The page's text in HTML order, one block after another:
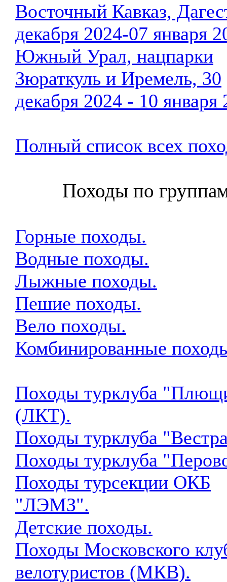
Восточный Кавказ,
декабря 2024-07 января
Южный Урал, нацпарки
Зюраткуль и Иремель, 30
декабря 2024 - 10 января
Полный список всех
Походы по
Горные походы.
Водные походы.
Лыжные походы.
Пешие походы.
Вело походы.
Комбинированные
Походы турклуба
(ЛКТ).
Походы турклуба
Походы турклуба
Походы турсекции ОКБ
"ЛЭМЗ".
Детские походы.
Походы Московского
велотуристов (МКВ).